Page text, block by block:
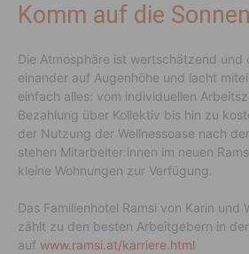
Komm auf die
Die Atmosphäre ist wertschätzend und
einander auf Augenhöhe und lacht
einfach alles: vom individuellen
Bezahlung über Kollektiv bis hin zu
der Nutzung der Wellnessoase nach
stehen Mitarbeiter:innen im neuen
kleine Wohnungen zur Verfügung.
Das Familienhotel Ramsi von Karin und
zählt zu den besten Arbeitgebern in
auf www.ramsi.at/karriere.html